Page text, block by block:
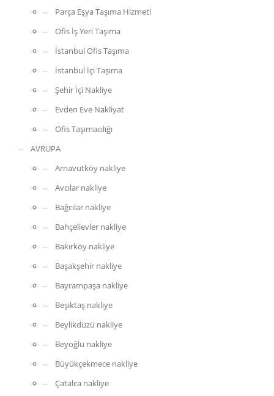
Parça Eşya Taşıma Hizmeti
Ofis İş Yeri Taşıma
İstanbul Ofis Taşıma
İstanbul İçi Taşıma
Şehir İçi Nakliye
Evden Eve Nakliyat
Ofis Taşımacılığı
AVRUPA
Arnavutköy nakliye
Avcılar nakliye
Bağcılar nakliye
Bahçelievler nakliye
Bakırköy nakliye
Başakşehir nakliye
Bayrampaşa nakliye
Beşiktaş nakliye
Beylikdüzü nakliye
Beyoğlu nakliye
Büyükçekmece nakliye
Çatalca nakliye